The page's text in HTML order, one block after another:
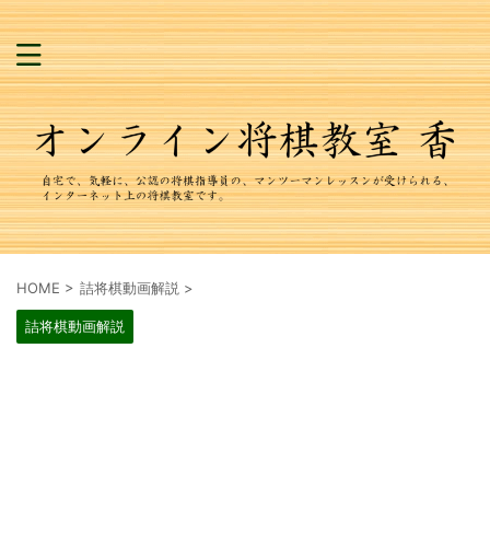
HOME > 詰将棋動画解説 >
詰将棋動画解説